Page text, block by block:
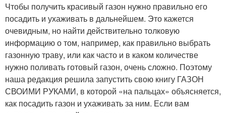
Чтобы получить красивый газон нужно правильно его
посадить и ухаживать в дальнейшем. Это кажется
очевидным, но найти действительно толковую
информацию о том, например, как правильно выбрать
газонную траву, или как часто и в каком количестве
нужно поливать готовый газон, очень сложно. Поэтому
наша редакция решила запустить свою книгу ГАЗОН
СВОИМИ РУКАМИ, в которой «на пальцах» объясняется,
как посадить газон и ухаживать за ним. Если вам